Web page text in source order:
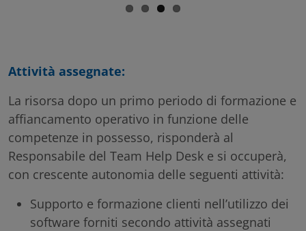
Attività assegnate:
La risorsa dopo un primo periodo di formazione e
affiancamento operativo in funzione delle
competenze in possesso, risponderà al
Responsabile del Team Help Desk e si occuperà,
con crescente autonomia delle seguenti attività:
Supporto e formazione clienti nell’utilizzo dei
software forniti secondo attività assegnati